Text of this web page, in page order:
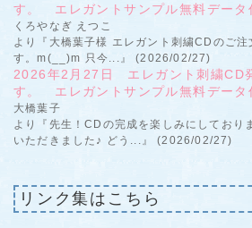
す。 エレガントサンプル無料データ
くろやなぎ えつこ
より『大橋葉子様 エレガント刺繍CDのご注
す。m(__)m 只今...』 (2026/02/27)
2026年2月27日 エレガント刺繍CD
す。 エレガントサンプル無料データ
大橋葉子
より『先生！CDの完成を楽しみにしており
いただきました♪ どう...』 (2026/02/27)
リンク集はこちら